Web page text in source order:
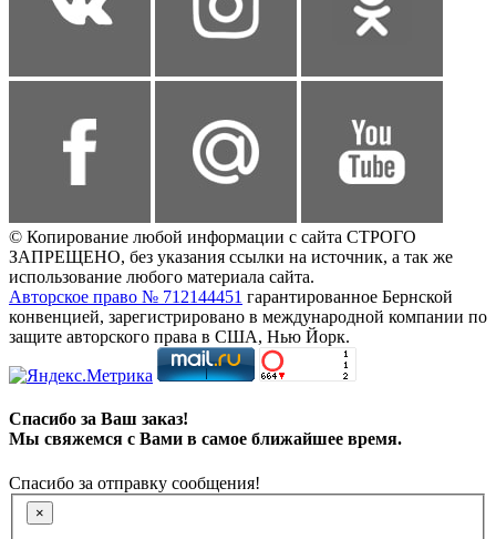
© Копирование любой информации с сайта СТРОГО
ЗАПРЕЩЕНО, без указания ссылки на источник, а так же
использование любого материала сайта.
Авторское право № 712144451 гарантированное Бернской
конвенцией, зарегистрировано в международной компании по
защите авторского права в США, Нью Йорк.
Спасибо за Ваш заказ!
Мы свяжемся с Вами в самое ближайшее время.
Спасибо за отправку сообщения!
×